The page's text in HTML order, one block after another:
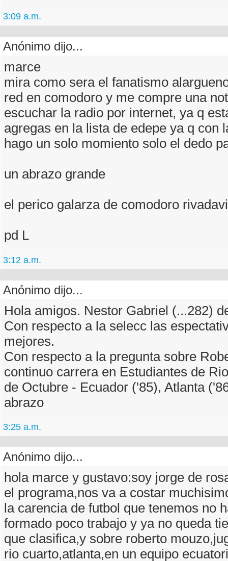
3:09 a.m.
Anónimo dijo...
marce
mira como sera el fanatismo
red en comodoro y me compre una
escuchar la radio por internet, ya q
agregas en la lista de edepe ya q con
hago un solo momiento solo el dedo
un abrazo grande
el perico galarza de comodoro
pd L
3:12 a.m.
Anónimo dijo...
Hola amigos. Nestor Gabriel (...282)
Con respecto a la selecc las
mejores.
Con respecto a la pregunta sobre
continuo carrera en Estudiantes de
de Octubre - Ecuador ('85), Atlanta
abrazo
3:25 a.m.
Anónimo dijo...
hola marce y gustavo:soy jorge de
el programa,nos va a costar
la carencia de futbol que tenemos no
formado poco trabajo y ya no queda
que clasifica,y sobre roberto
rio cuarto,atlanta,en un equipo